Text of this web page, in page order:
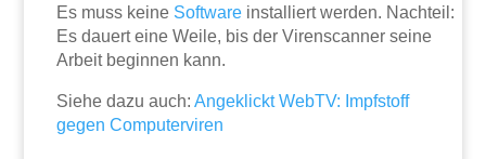
Es muss keine Software installiert werden. Nachteil:
Es dauert eine Weile, bis der Virenscanner seine
Arbeit beginnen kann.
Siehe dazu auch:Angeklickt WebTV: Impfstoff
gegen Computerviren